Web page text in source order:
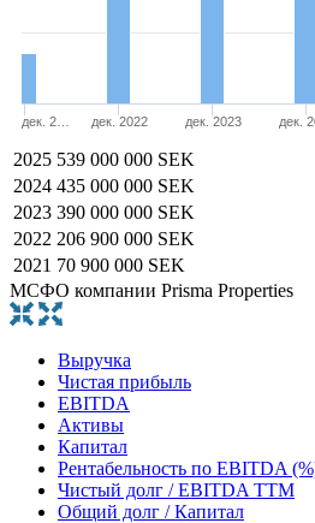
дек. 2… дек. 2022 дек. 2023 дек.
2025 539 000 000 SEK
2024 435 000 000 SEK
2023 390 000 000 SEK
2022 206 900 000 SEK
2021 70 900 000 SEK
МСФО компании Prisma Properties
Выручка
Чистая прибыль
EBITDA
Активы
Капитал
Рентабельность по EBITDA
Чистый долг / EBITDA TTM
Общий долг / Капитал